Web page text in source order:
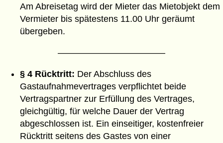
Am Abreisetag wird der Mieter das Mietobjekt dem
Vermieter bis spätestens 11.00 Uhr geräumt
übergeben.
————————————
§ 4 Rücktritt: Der Abschluss des
Gastaufnahmevertrages verpflichtet beide
Vertragspartner zur Erfüllung des Vertrages,
gleichgültig, für welche Dauer der Vertrag
abgeschlossen ist. Ein einseitiger, kostenfreier
Rücktritt seitens des Gastes von einer